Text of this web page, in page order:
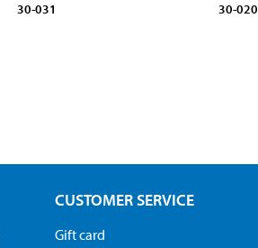
30-031 30-020
CUSTOMER SERVICE
Gift card